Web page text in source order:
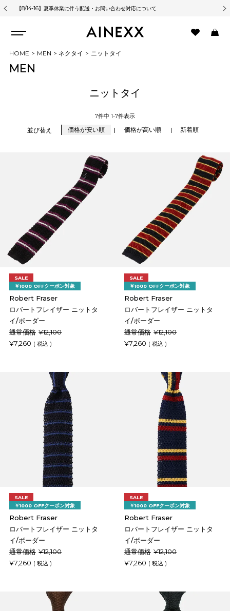
【8/14-16】夏季休業に伴う配送・お問い合わせ対応について 熊
HOME MEN ネクタイ ニットタイ
MEN
ニットタイ
並び替え 価格が安い順 価格が高い順 新着順
7件中 1-7件表示
SALE
￥1000 OFFクーポン対象
Robert Fraser
ロバートフレイザー ニットタ
イ/ボーダー
通常価格 ¥12,100
¥7,260 税込
SALE
￥1000 OFFクーポン対象
Robert Fraser
ロバートフレイザー ニットタ
イ/ボーダー
通常価格 ¥12,100
¥7,260 税込
SALE
￥1000 OFFクーポン対象
Robert Fraser
ロバートフレイザー ニットタ
イ/ボーダー
通常価格 ¥12,100
¥7,260 税込
SALE
￥1000 OFFクーポン対象
Robert Fraser
ロバートフレイザー ニットタ
イ/ボーダー
通常価格 ¥12,100
¥7,260 税込